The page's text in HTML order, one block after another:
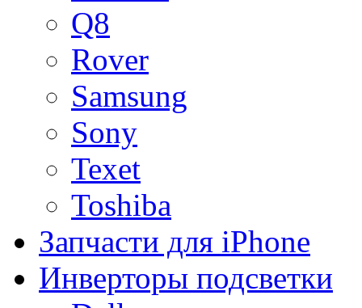
Q8
Rover
Samsung
Sony
Texet
Toshiba
Запчасти для iPhone
Инверторы подсветки